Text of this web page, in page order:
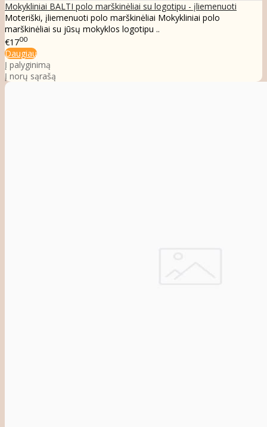
Mokykliniai BALTI polo marškinėliai su logotipu - įliemenuoti
Moteriški, įliemenuoti polo marškinėliai Mokykliniai polo
marškinėliai su jūsų mokyklos logotipu ..
€1700
Daugiau
Į palyginimą
Į norų sąrašą